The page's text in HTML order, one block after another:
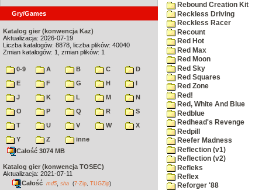
Gry/Games
Katalog gier (konwencja Kaz)
Aktualizacja: 2026-07-19
Liczba katalogów: 8878, liczba plików: 40040
Zmian katalogów: 1, zmian plików: 1
0-9 A B C
D
E
F G H
I
J
K L M
N
O
P Q R
S
T
U V W
X
Y
Z
inne
Całość 3074 MB
Katalog gier (konwencja TOSEC)
Aktualizacja: 2021-07-11
Całość md5 sha (7-Zip TUGZip)
Rebound Creation Kit
Reckless Driving
Reckless Racer
Recount
Red Hot
Red Max
Red Moon
Red Sky
Red Squares
Red Zone
Red!
Red, White And Blue
Redblue
Redhead's Revenge
Redpill
Reefer Madness
Reflection (v1)
Reflection (v2)
Refleks
Reflex
Reforger '88